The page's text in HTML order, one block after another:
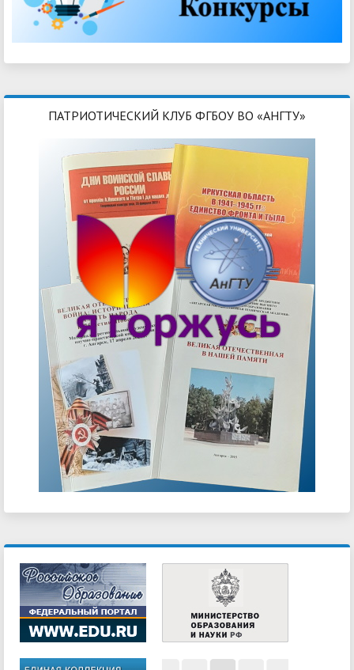
ПАТРИОТИЧЕСКИЙ КЛУБ ФГБОУ ВО «АНГТУ»